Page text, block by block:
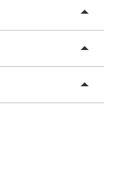
arrow_drop_up
arrow_drop_up
arrow_drop_up